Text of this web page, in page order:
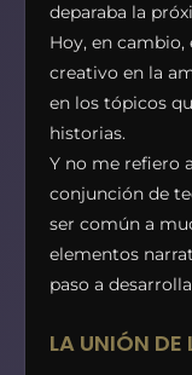
deparaba la
Hoy, en
creativo en la
en los tópicos
historias.
Y no me refiero
conjunción de
ser común a
elementos
paso a
LA UNIÓN DE